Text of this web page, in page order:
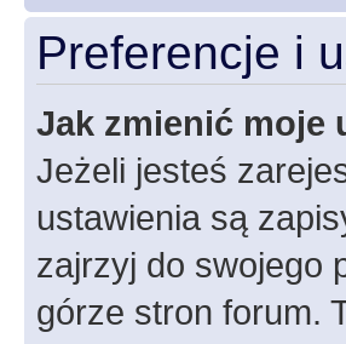
Preferencje i
Jak zmienić moje
Jeżeli jesteś
ustawienia są
zajrzyj do swojego
górze stron forum.